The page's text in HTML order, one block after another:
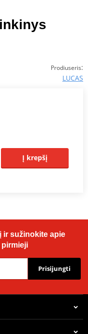
Prodiuseris:
LUCAS
Į krepšį
ir sužinokite apie
Prisijungti